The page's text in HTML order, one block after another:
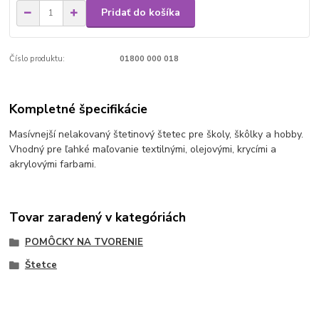
Pridať do košíka
Číslo produktu: 01800 000 018
Kompletné špecifikácie
Masívnejší nelakovaný štetinový štetec pre školy, škôlky a hobby.
Vhodný pre ľahké maľovanie textilnými, olejovými, krycími a
akrylovými farbami.
Tovar zaradený v kategóriách
POMÔCKY NA TVORENIE
Štetce